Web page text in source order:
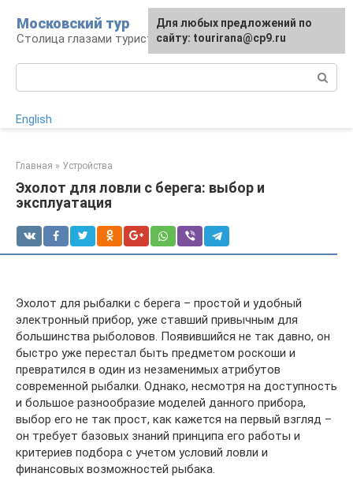
контенту
Московский тур
Столица глазами туриста
English
Главная » Устройства
Эхолот для ловли с берега: выбор и
эксплуатация
Эхолот для рыбалки с берега – простой и удобный
электронный прибор, уже ставший привычным для
большинства рыболовов. Появившийся не так давно, он
быстро уже перестал быть предметом роскоши и
превратился в один из незаменимых атрибутов
современной рыбалки. Однако, несмотря на доступность
и большое разнообразие моделей данного прибора,
выбор его не так прост, как кажется на первый взгляд –
он требует базовых знаний принципа его работы и
критериев подбора с учетом условий ловли и
финансовых возможностей рыбака.
Для любых предложений по
сайту: tourirana@cp9.ru